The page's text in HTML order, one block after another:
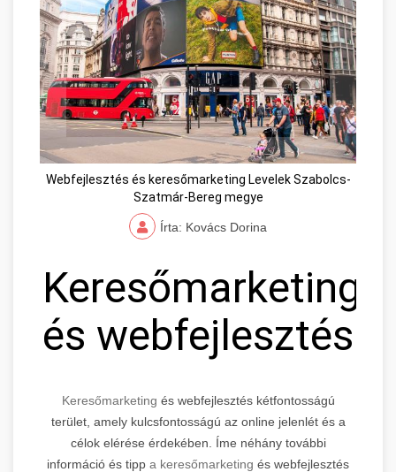
Webfejlesztés és keresőmarketing Levelek Szabolcs-
Szatmár-Bereg megye
Írta: Kovács Dorina
Keresőmarketing
és webfejlesztés
Keresőmarketing és webfejlesztés kétfontosságú
terület, amely kulcsfontosságú az online jelenlét és a
célok elérése érdekében. Íme néhány további
információ és tipp a keresőmarketing és webfejlesztés